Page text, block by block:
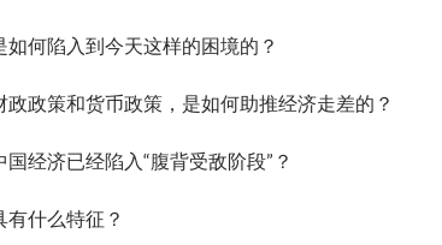
如何陷入到今天这样的困境的？
政政策和货币政策，是如何助推经济走差的？
经济已经陷入“腹背受敌阶段”？
什么特征？